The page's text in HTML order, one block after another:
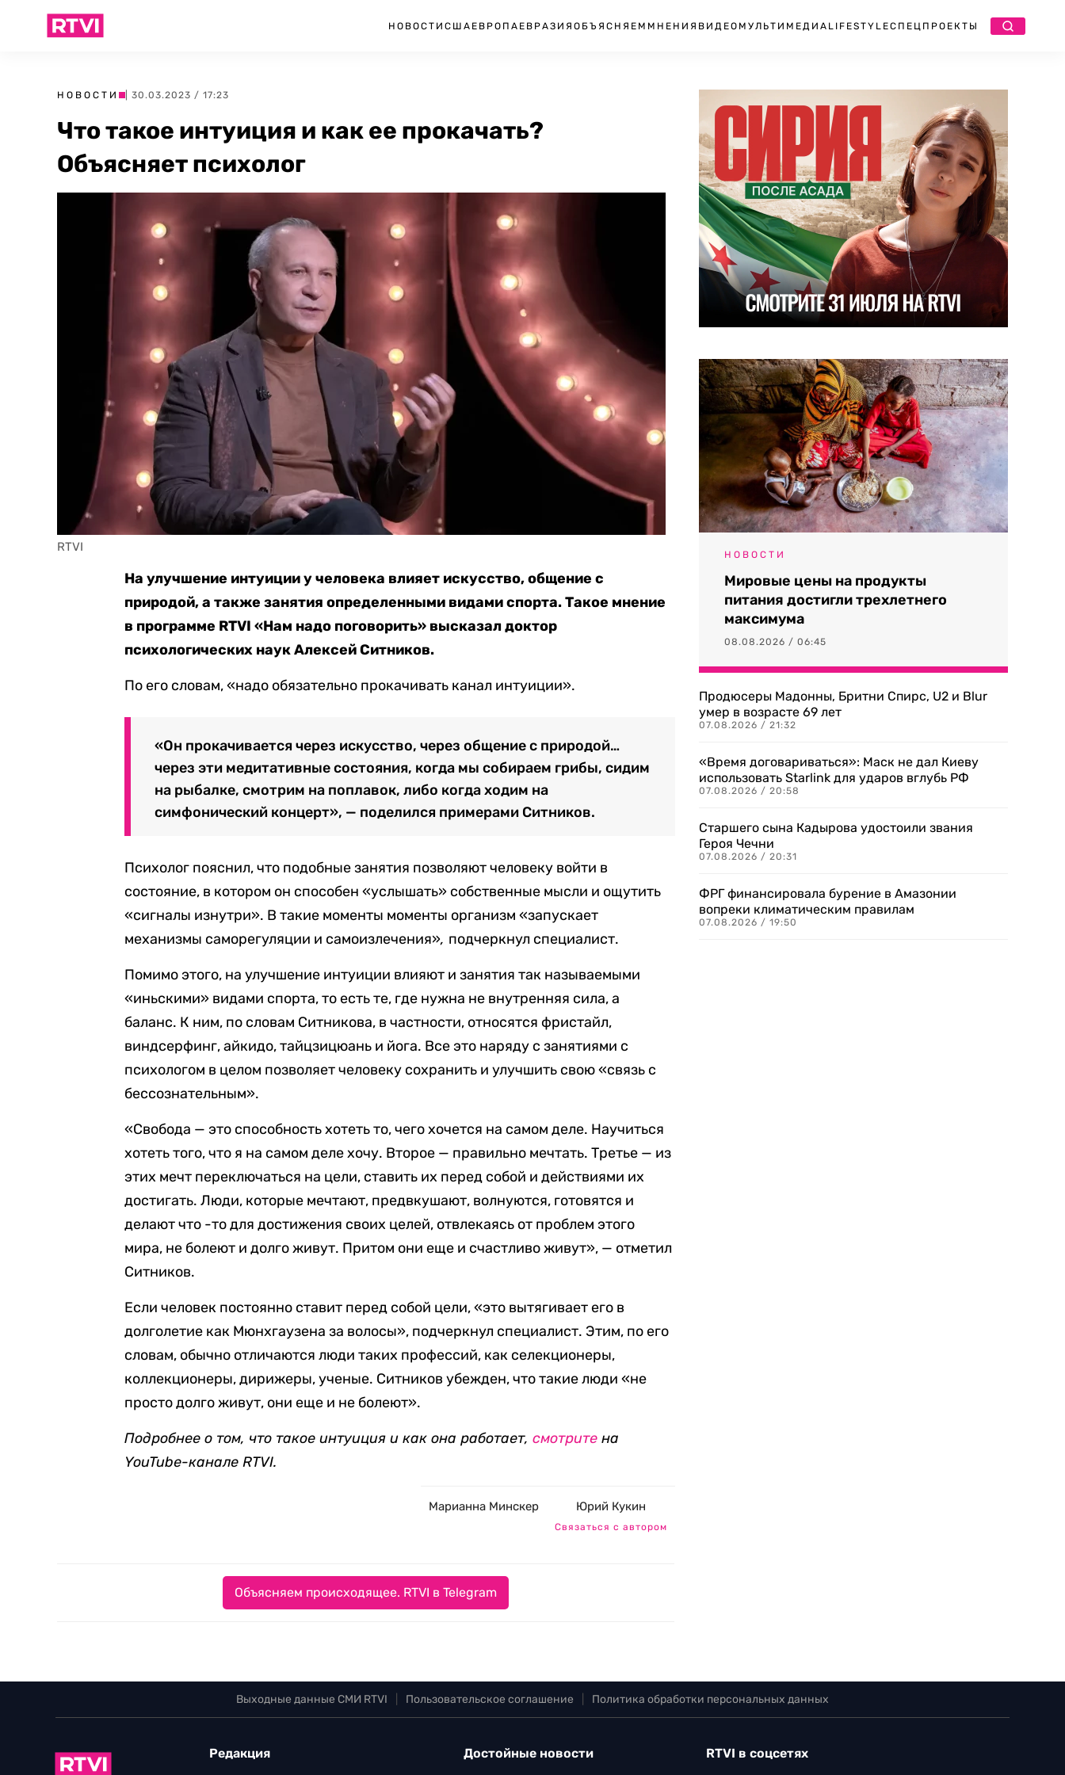
НОВОСТИ США ЕВРОПА ЕВРАЗИЯ ОБЪЯСНЯЕМ МНЕНИЯ ВИДЕО МУЛЬТИМЕДИА LIFESTYLEСПЕЦПРОЕКТЫ
НОВОСТИ | 30.03.2023 / 17:23
Что такое интуиция и как ее прокачать?
Объясняет психолог
RTVI
На улучшение интуиции у человека влияет искусство, общение с
природой, а также занятия определенными видами спорта. Такое мнение
в программе RTVI «Нам надо поговорить» высказал доктор
психологических наук Алексей Ситников.
По его словам, «надо обязательно прокачивать канал интуиции».
«Он прокачивается через искусство, через общение с природой…
через эти медитативные состояния, когда мы собираем грибы, сидим
на рыбалке, смотрим на поплавок, либо когда ходим на
симфонический концерт», — поделился примерами Ситников.
Психолог пояснил, что подобные занятия позволяют человеку войти в
состояние, в котором он способен «услышать» собственные мысли и ощутить
«сигналы изнутри». В такие моменты моменты организм «запускает
механизмы саморегуляции и самоизлечения», подчеркнул специалист.
Помимо этого, на улучшение интуиции влияют и занятия так называемыми
«иньскими» видами спорта, то есть те, где нужна не внутренняя сила, а
баланс. К ним, по словам Ситникова, в частности, относятся фристайл,
виндсерфинг, айкидо, тайцзицюань и йога. Все это наряду с занятиями с
психологом в целом позволяет человеку сохранить и улучшить свою «связь с
бессознательным».
«Свобода — это способность хотеть то, чего хочется на самом деле. Научиться
хотеть того, что я на самом деле хочу. Второе — правильно мечтать. Третье — из
этих мечт переключаться на цели, ставить их перед собой и действиями их
достигать. Люди, которые мечтают, предвкушают, волнуются, готовятся и
делают что -то для достижения своих целей, отвлекаясь от проблем этого
мира, не болеют и долго живут. Притом они еще и счастливо живут», — отметил
Ситников.
Если человек постоянно ставит перед собой цели, «это вытягивает его в
долголетие как Мюнхгаузена за волосы», подчеркнул специалист. Этим, по его
словам, обычно отличаются люди таких профессий, как селекционеры,
коллекционеры, дирижеры, ученые. Ситников убежден, что такие люди «не
просто долго живут, они еще и не болеют».
Подробнее о том, что такое интуиция и как она работает,смотрите на
YouTube-канале RTVI.
Марианна Минскер Юрий Кукин
Связаться с автором
Объясняем происходящее. RTVI в Telegram
НОВОСТИ
Мировые цены на продукты
питания достигли трехлетнего
максимума
08.08.2026 / 06:45
Продюсеры Мадонны, Бритни Спирс, U2 и Blur
умер в возрасте 69 лет
07.08.2026 / 21:32
«Время договариваться»: Маск не дал Киеву
использовать Starlink для ударов вглубь РФ
07.08.2026 / 20:58
Старшего сына Кадырова удостоили звания
Героя Чечни
07.08.2026 / 20:31
ФРГ финансировала бурение в Амазонии
вопреки климатическим правилам
07.08.2026 / 19:50
Выходные данные СМИ RTVI Пользовательское соглашение Политика обработки персональных данных
Редакция Достойные новости RTVI в соцсетях